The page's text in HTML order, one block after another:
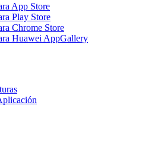
App Store
Play Store
Chrome Store
Huawei AppGallery